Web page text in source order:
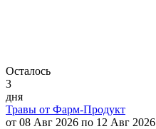
Осталось
3
дня
Травы от Фарм-Продукт
от 08 Авг 2026 по 12 Авг 2026